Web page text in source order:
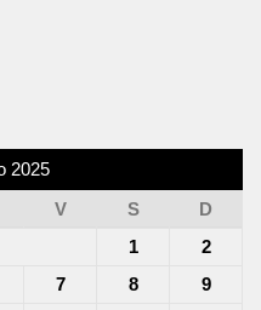
2025
V S
D
1
2
7 8
9